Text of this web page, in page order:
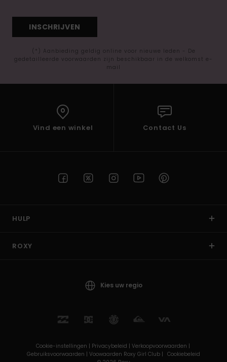
INSCHRIJVEN
(*) Aanbieding geldig online voor nieuwe leden - De
gedetailleerde voorwaarden zijn beschikbaar in de welkomst e-
mail
Vind een winkel Contact Us
HULP
ROXY
Kies uw regio
Cookie-instellingen | Privacybeleid | Verkoopvoorwaarden |
Gebruiksvoorwaarden | Voowaarden Roxy Girl Club | Cookiebeleid